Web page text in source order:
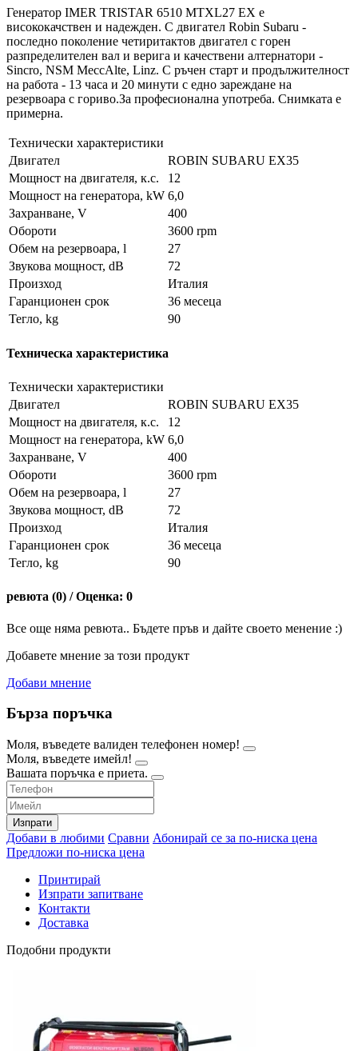
Генератор IMER TRISTAR 6510 MTXL27 EX е
висококачствен и надежден. С двигател Robin Subaru -
последно поколение четиритактов двигател с горен
разпределителен вал и верига и качествени алтернатори -
Sincro, NSM MeccAlte, Linz. С ръчен старт и продължителност
на работа - 13 часа и 20 минути с едно зареждане на
резервоара с гориво.За професионална употреба. Снимката е
примерна.
Технически характеристики
Двигател
ROBIN SUBARU EX35
Мощност на двигателя, к.с.
12
Мощност на генератора, kW 6,0
Захранване, V
400
Обороти
3600 rpm
Обем на резервоара, l
27
Звукова мощност, dB
72
Произход
Италия
Гаранционен срок
36 месеца
Тегло, kg
90
Техническа характеристика
Технически характеристики
Двигател
ROBIN SUBARU EX35
Мощност на двигателя, к.с.
12
Мощност на генератора, kW 6,0
Захранване, V
400
Обороти
3600 rpm
Обем на резервоара, l
27
Звукова мощност, dB
72
Произход
Италия
Гаранционен срок
36 месеца
Тегло, kg
90
ревюта (0) / Оценка: 0
Все още няма ревюта.. Бъдете пръв и дайте своето менение :)
Добавете мнение за този продукт
Добави мнение
Бърза поръчка
Моля, въведете валиден телефонен номер!
Моля, въведете имейл!
Вашата поръчка е приета.
Изпрати
Добави в любими Сравни Абонирай се за по-ниска цена
Предложи по-ниска цена
Принтирай
Изпрати запитване
Контакти
Доставка
Подобни продукти